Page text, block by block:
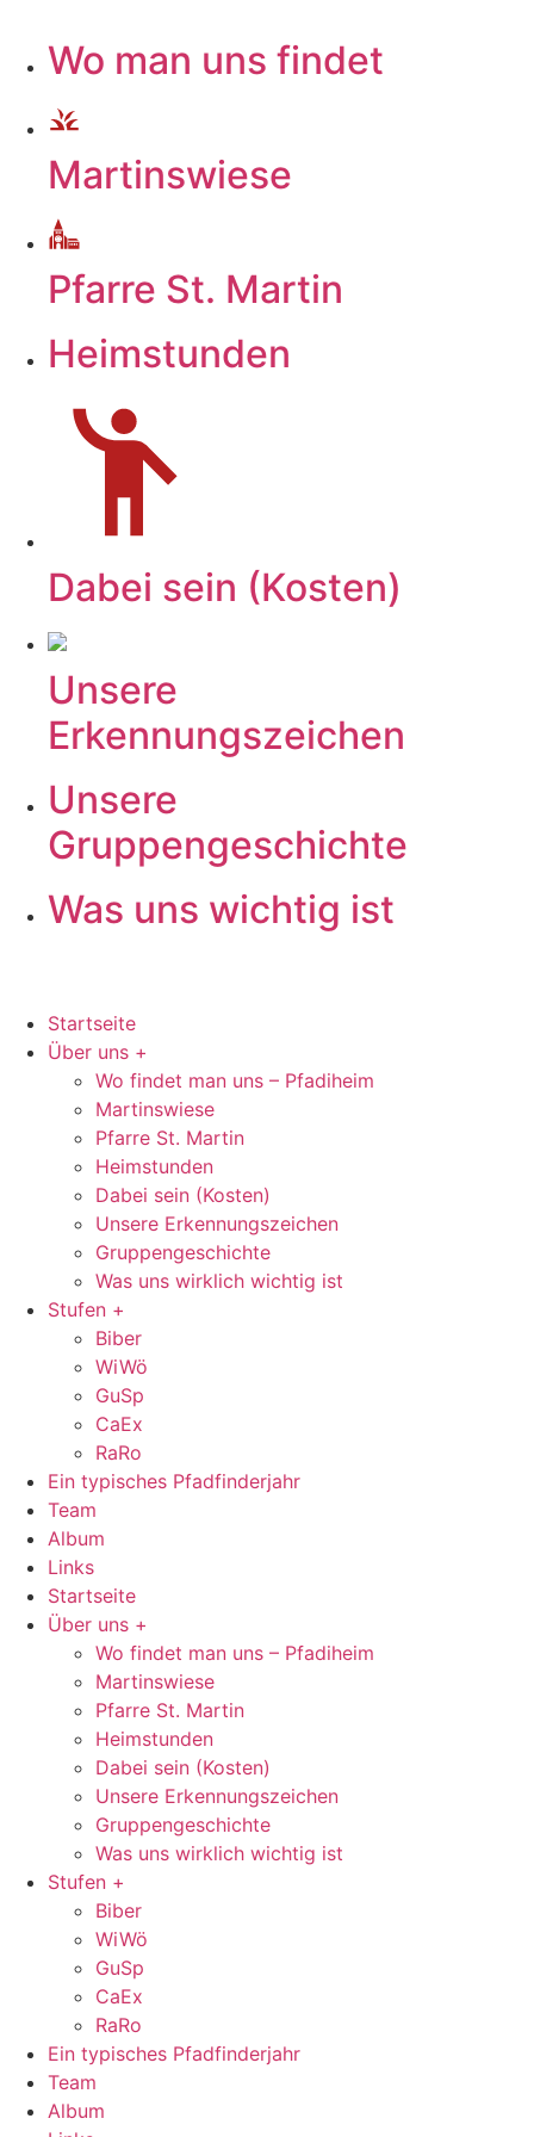
Wo man uns findet
Martinswiese
Pfarre St. Martin
Heimstunden
Dabei sein (Kosten)
Unsere
Erkennungszeichen
Unsere
Gruppengeschichte
Was uns wichtig ist
Startseite
Über uns +
Wo findet man uns – Pfadiheim
Martinswiese
Pfarre St. Martin
Heimstunden
Dabei sein (Kosten)
Unsere Erkennungszeichen
Gruppengeschichte
Was uns wirklich wichtig ist
Stufen +
Biber
WiWö
GuSp
CaEx
RaRo
Ein typisches Pfadfinderjahr
Team
Album
Links
Startseite
Über uns +
Wo findet man uns – Pfadiheim
Martinswiese
Pfarre St. Martin
Heimstunden
Dabei sein (Kosten)
Unsere Erkennungszeichen
Gruppengeschichte
Was uns wirklich wichtig ist
Stufen +
Biber
WiWö
GuSp
CaEx
RaRo
Ein typisches Pfadfinderjahr
Team
Album